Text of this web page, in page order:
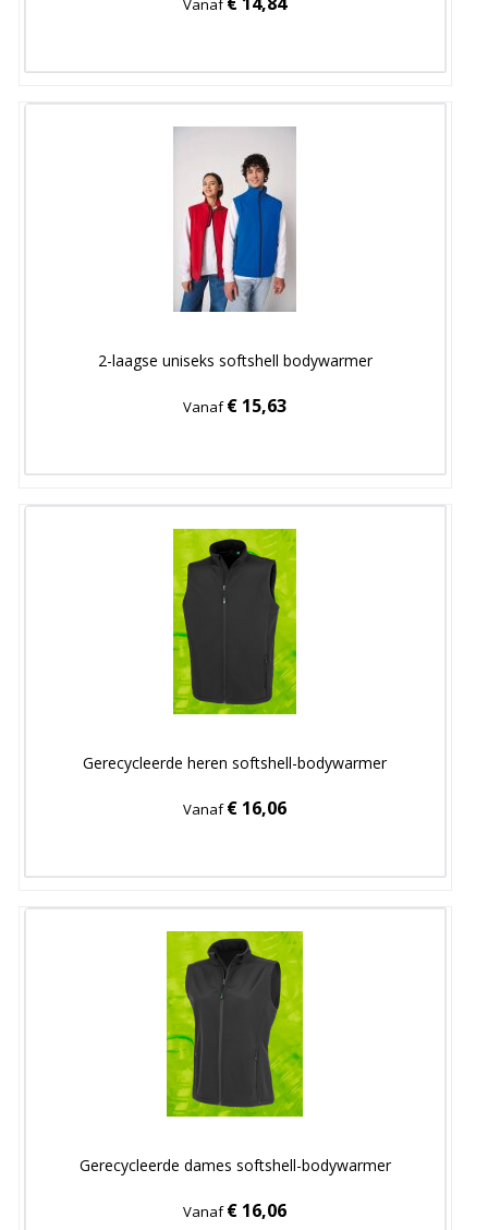
Vanaf
2-laagse uniseks softshell bodywarmer
Vanaf€ 15,63
Gerecycleerde heren softshell-bodywarmer
Vanaf€ 16,06
Gerecycleerde dames softshell-bodywarmer
Vanaf€ 16,06